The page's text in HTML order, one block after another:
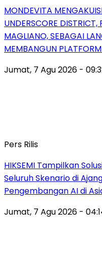
MONDEVITA
UNDERSCORE DISTRICT,
MAGLIANO, SEBAGAI
MEMBANGUN
Jumat, 7 Agu 2026 -
Pers Rilis
HIKSEMI Tampilkan
Seluruh Skenario di
Pengembangan AI di
Jumat, 7 Agu 2026 -